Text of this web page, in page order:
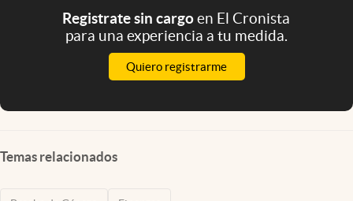
Registrate sin cargoen El Cronista
para una experiencia a tu medida.
Quiero registrarme
Temas relacionados